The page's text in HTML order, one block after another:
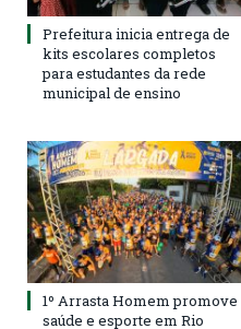
Prefeitura inicia entrega de
kits escolares completos
para estudantes da rede
municipal de ensino
1º Arrasta Homem promove
saúde e esporte em Rio